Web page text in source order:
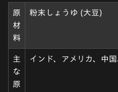
原
材
料
粉末しょうゆ (大豆)
主
な
原
インド、アメリカ、中